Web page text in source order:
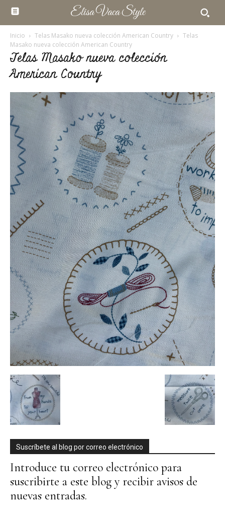
Elisa Vaca Style
Inicio Telas Masako nueva colección American Country
Telas
Masako nueva colección American Country
Telas Masako nueva colección
American Country
Suscríbete al blog por correo electrónico
Introduce tu correo electrónico para
suscribirte a este blog y recibir avisos de
nuevas entradas.